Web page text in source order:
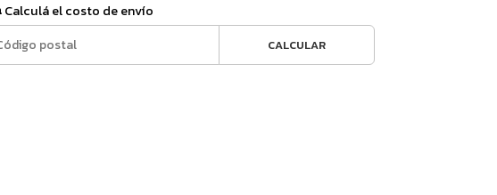
Calculá el costo de envío
CALCULAR